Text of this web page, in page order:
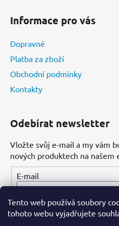
Tento web používá soubory
tohoto webu vyjadřujete
Informace pro vás
Dopravné
Platba za zboží
Obchodní podmínky
Kontakty
Odebírat newsletter
Vložte svůj e-mail a my vám
nových produktech na našem
E-mail
PŘIHLÁSIT SE